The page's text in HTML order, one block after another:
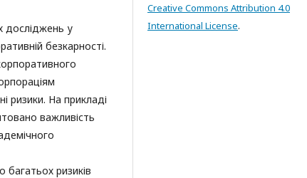
досліджень у
безкарності.
ризики. На прикладі
важливість
багатьох ризиків
Creative Commons Attribution 4.0
International License.